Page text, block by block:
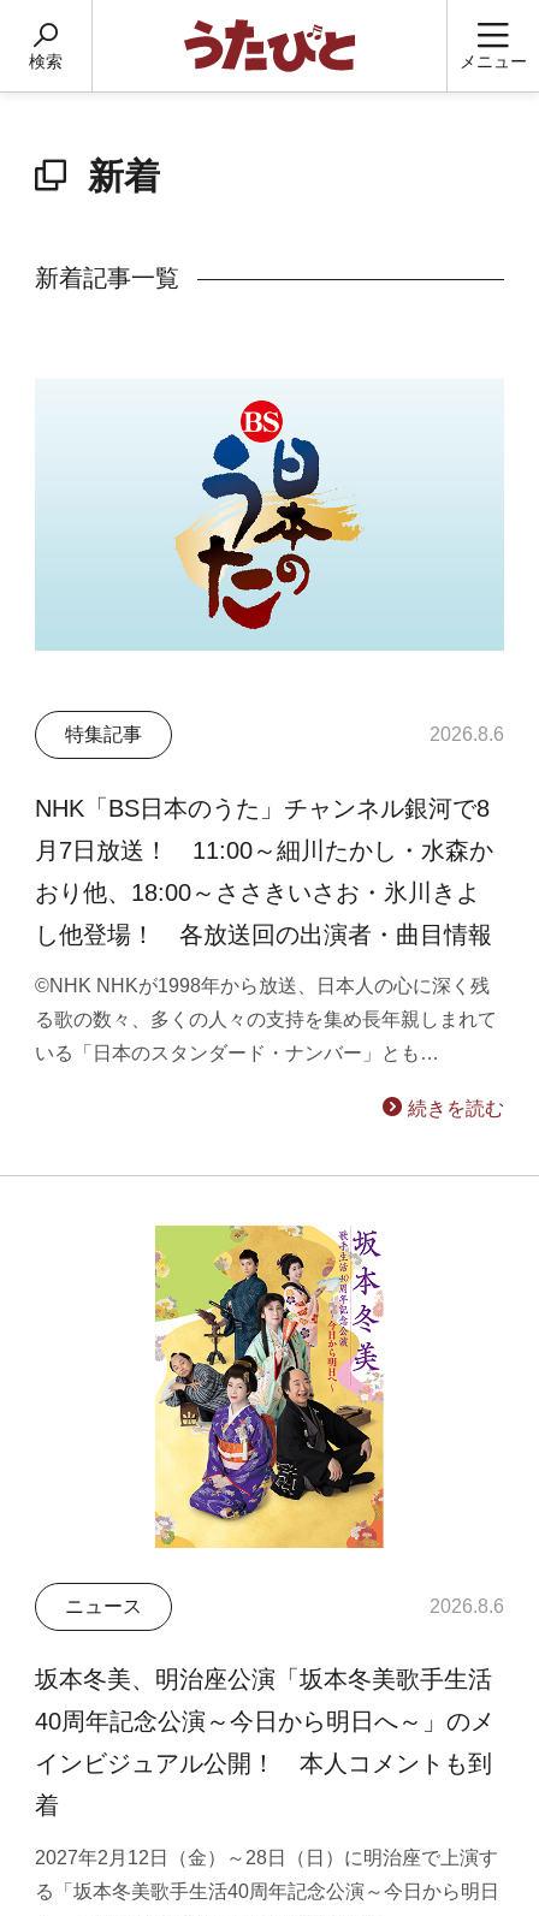
検索 メニュー
新着
新着記事一覧
特集記事 2026.8.6
NHK「BS日本のうた」チャンネル銀河で8
月7日放送！ 11:00～細川たかし・水森か
おり他、18:00～ささきいさお・氷川きよ
し他登場！ 各放送回の出演者・曲目情報
©NHK NHKが1998年から放送、日本人の心に深く残
る歌の数々、多くの人々の支持を集め長年親しまれて
いる「日本のスタンダード・ナンバー」とも…
続きを読む
ニュース 2026.8.6
坂本冬美、明治座公演「坂本冬美歌手生活
40周年記念公演～今日から明日へ～」のメ
インビジュアル公開！ 本人コメントも到
着
2027年2月12日（金）～28日（日）に明治座で上演す
る「坂本冬美歌手生活40周年記念公演～今日から明日